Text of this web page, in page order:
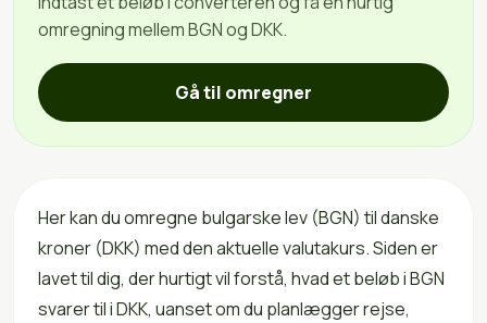
omregning mellem BGN og DKK.
Gå til omregner
Her kan du omregne bulgarske lev (BGN) til danske
kroner (DKK) med den aktuelle valutakurs. Siden er
lavet til dig, der hurtigt vil forstå, hvad et beløb i BGN
svarer til i DKK, uanset om du planlægger rejse,